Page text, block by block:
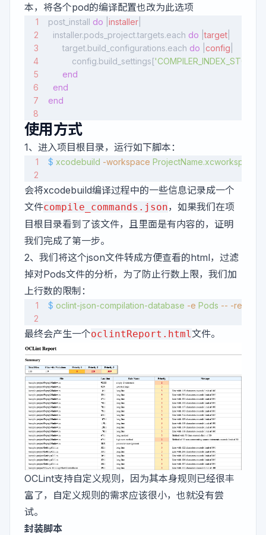
本，将各个pod的编译配置也改为此选项
post_install do installer
  installer.pods_project.targets.each
do |target
      target.build_configurations.each
do config
          config.build_settings[
      end
  end
end
使用方式
1、进入项目根目录，运行如下脚本：
$ xcodebuild -workspace ProjectName.xcworkspace
会将xcodebuild编译过程中的一些信息记录成一个
文件compile_commands.json，如果我们在项
目根目录看到了该文件，且里面是有内容的，证明
我们完成了第一步。
2、我们将这个json文件转成方便查看的html，过滤
掉对Pods文件的分析，为了防止行数上限，我们加
上行数的限制：
$ oclint-json-compilation-database -e Pods -- -report-
最终会产生一个oclintReport.html文件。
OCLint支持自定义规则，因为其本身规则已经很丰
富了，自定义规则的需求应该很小，也就没有尝
试。
封装脚本